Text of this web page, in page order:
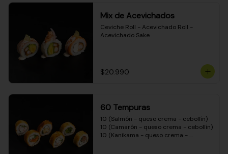
Mix de Acevichados
Ceviche Roll - Acevichado Roll -
Acevichado Sake
$20.990
60 Tempuras
10 (Salmón - queso crema - cebollín)
10 (Camarón - queso crema - cebollín)
10 (Kanikama - queso crema -